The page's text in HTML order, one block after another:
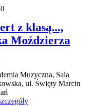
z klasą...,
Moździerza
Muzyczna, Sala
ul. Święty Marcin